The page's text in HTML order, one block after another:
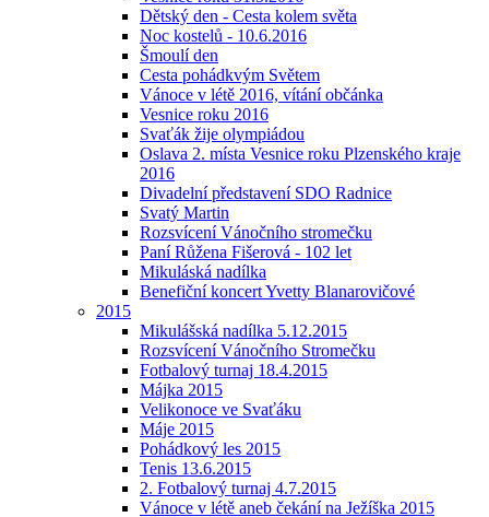
Dětský den - Cesta kolem světa
Noc kostelů - 10.6.2016
Šmoulí den
Cesta pohádkvým Světem
Vánoce v létě 2016, vítání občánka
Vesnice roku 2016
Svaťák žije olympiádou
Oslava 2. místa Vesnice roku Plzenského kraje
2016
Divadelní představení SDO Radnice
Svatý Martin
Rozsvícení Vánočního stromečku
Paní Růžena Fišerová - 102 let
Mikuláská nadílka
Benefiční koncert Yvetty Blanarovičové
2015
Mikulášská nadílka 5.12.2015
Rozsvícení Vánočního Stromečku
Fotbalový turnaj 18.4.2015
Májka 2015
Velikonoce ve Svaťáku
Máje 2015
Pohádkový les 2015
Tenis 13.6.2015
2. Fotbalový turnaj 4.7.2015
Vánoce v létě aneb čekání na Ježíška 2015